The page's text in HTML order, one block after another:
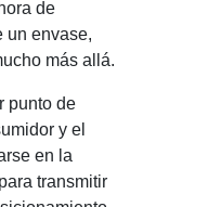
de
un envase,
más allá.
punto de
y el
en la
transmitir